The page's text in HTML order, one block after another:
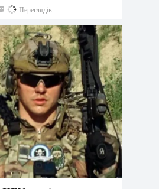
186 Переглядів